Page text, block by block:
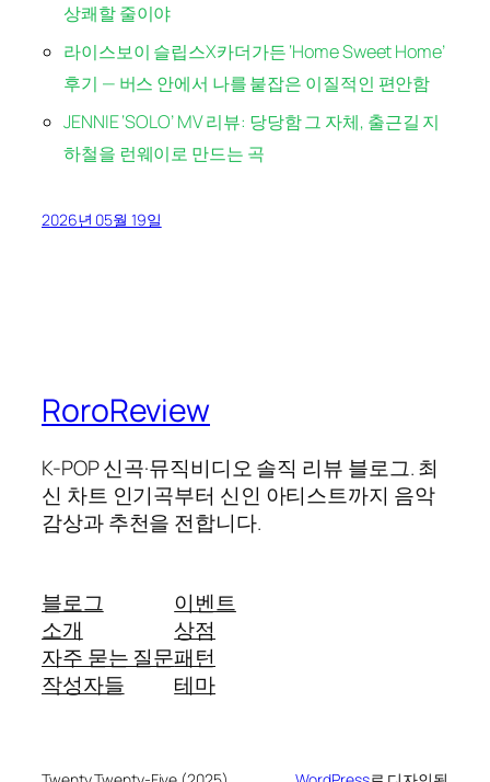
상쾌할 줄이야
라이스보이 슬립스X카더가든 ‘Home Sweet Home’
후기 — 버스 안에서 나를 붙잡은 이질적인 편안함
JENNIE ‘SOLO’ MV 리뷰: 당당함 그 자체, 출근길 지
하철을 런웨이로 만드는 곡
2026년 05월 19일
RoroReview
K-POP 신곡·뮤직비디오 솔직 리뷰 블로그. 최
신 차트 인기곡부터 신인 아티스트까지 음악
감상과 추천을 전합니다.
블로그
소개
자주 묻는 질문
작성자들
이벤트
상점
패턴
테마